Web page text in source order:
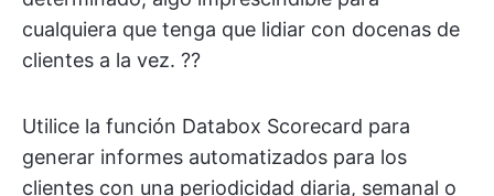
cualquiera que tenga que lidiar con docenas de
clientes a la vez. ??
Utilice la función Databox Scorecard para
generar informes automatizados para los
clientes con una periodicidad diaria, semanal o